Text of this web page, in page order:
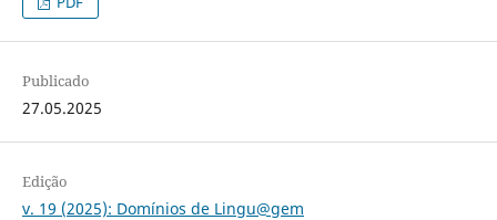
Publicado
27.05.2025
Edição
v. 19 (2025): Domínios de Lingu@gem